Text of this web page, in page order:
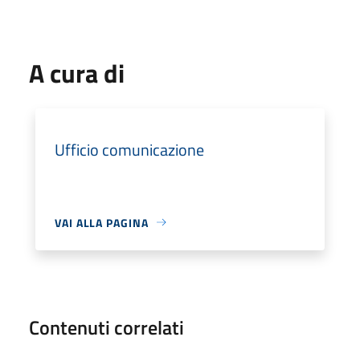
A cura di
Ufficio comunicazione
VAI ALLA PAGINA
Contenuti correlati